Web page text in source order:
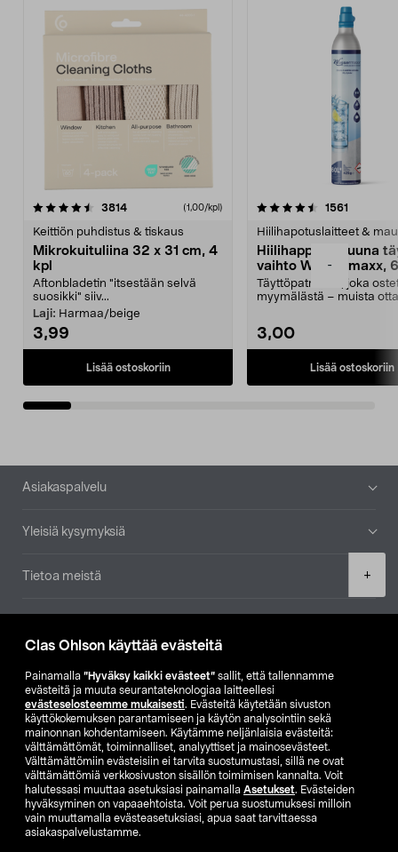
Clas Ohlson käyttää evästeitä
Painamalla ”Hyväksy kaikki evästeet” sallit, että tallennamme
evästeitä ja muuta seurantateknologiaa laitteellesi
evästeselosteemme mukaisesti. Evästeitä käytetään sivuston
käyttökokemuksen parantamiseen ja käytön analysointiin sekä
mainonnan kohdentamiseen. Käytämme neljänlaisia evästeitä:
välttämättömät, toiminnalliset, analyyttiset ja mainosevästeet.
Välttämättömiin evästeisiin ei tarvita suostumustasi, sillä ne ovat
välttämättömiä verkkosivuston sisällön toimimisen kannalta. Voit
halutessasi muuttaa asetuksiasi painamalla Asetukset. Evästeiden
hyväksyminen on vapaaehtoista. Voit perua suostumuksesi milloin
vain muuttamalla evästeasetuksiasi, apua saat tarvittaessa
asiakaspalvelustamme.
-
+
3814arvostelut (1,00/kpl)
Keittiön puhdistus & tiskaus
Mikrokuituliina 32 x 31 cm, 4
kpl
Aftonbladetin "itsestään selvä
suosikki" siiv...
Laji: Harmaa/beige
3,99
Lisää ostoskoriin
4.5viidestä
1561
Hiilihapotuslaitteet &
Hiilihappopatruuna
vaihto Wassermaxx,
Täyttöpatruuna, joka
myymälästä – muista
3,00
Lisää ostoskoriin
4.5viidestä
Alatunniste
Asiakaspalvelu
Yleisiä kysymyksiä
Tietoa meistä
Etsi myymälä
SE NO FI
FI SV